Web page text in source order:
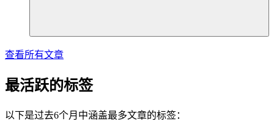
查看所有文章
最活跃的标签
以下是过去6个月中涵盖最多文章的标签：